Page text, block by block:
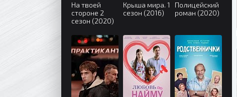
На твоей
стороне 2
сезон (2020)
Крыша мира. 1
сезон (2016)
Полицейский
роман (2020)